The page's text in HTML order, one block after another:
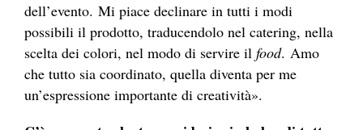
dell’evento. Mi piace declinare in tutti i modi
possibili il prodotto, traducendolo nel catering, nella
scelta dei colori, nel modo di servire il food. Amo
che tutto sia coordinato, quella diventa per me
un’espressione importante di creatività».